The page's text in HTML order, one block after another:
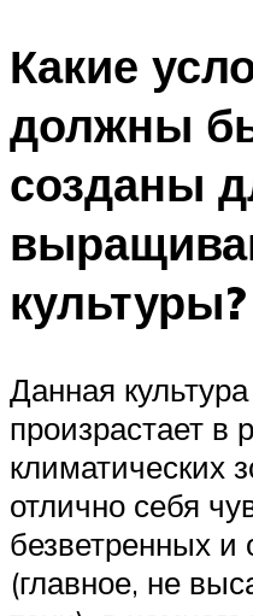
Какие
должны
созданы
культуры?
Данная
произрастает в
климатических
отлично себя
безветренных и
(главное, не